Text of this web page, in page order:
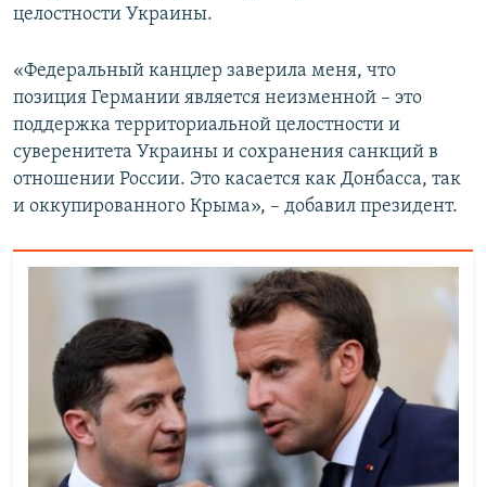
целостности Украины.
«Федеральный канцлер заверила меня, что
позиция Германии является неизменной – это
поддержка территориальной целостности и
суверенитета Украины и сохранения санкций в
отношении России. Это касается как Донбасса, так
и оккупированного Крыма», – добавил президент.